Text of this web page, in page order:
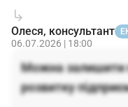
Олеся, консультант
06.07.2026 | 18:00
Можна залишити
розвитку